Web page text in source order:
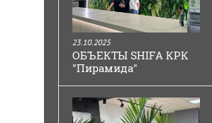
23.10.2025
ОБЪЕКТЫ SHIFA КРК
"Пирамида"